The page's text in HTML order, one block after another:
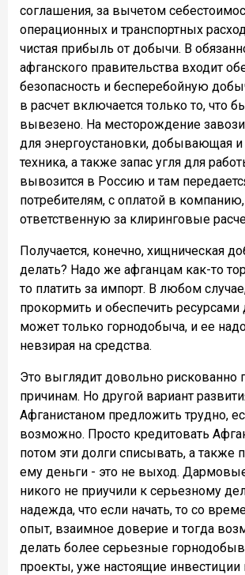
соглашения, за вычетом
операционных и транспортных
чистая прибыль от добычи. В
афганского правительства входит
безопасность и бесперебойную
в расчет включается только то, что
вывезено. На месторождение
для энергоустановки, добывающая и
техника, а также запас угля для
вывозится в Россию и там
потребителям, с оплатой в компанию,
ответственную за клиринговые
Получается, конечно, хищническая
делать? Надо же афганцам как-то
то платить за импорт. В любом
прокормить и обеспечить ресурсами
может только горнодобыча, и ее
невзирая на средства.
Это выглядит довольно рискованно
причинам. Но другой вариант
Афганистаном предложить трудно,
возможно. Просто кредитовать
потом эти долги списывать, а также
ему деньги - это не выход.
никого не приучили к серьезному
надежда, что если начать, то со
опыт, взаимное доверие и тогда
делать более серьезные
проекты, уже настоящие инвестиции